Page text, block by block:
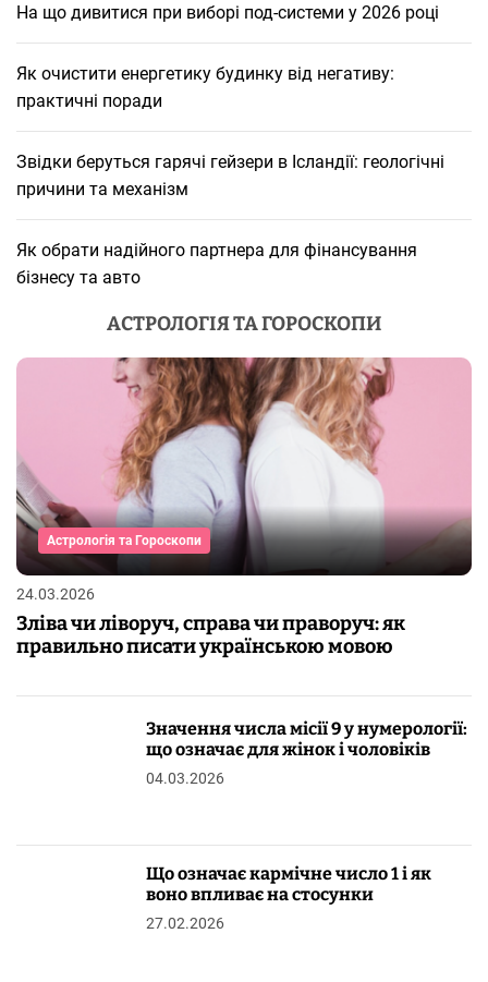
На що дивитися при виборі под-системи у 2026 році
Як очистити енергетику будинку від негативу:
практичні поради
Звідки беруться гарячі гейзери в Ісландії: геологічні
причини та механізм
Як обрати надійного партнера для фінансування
бізнесу та авто
АСТРОЛОГІЯ ТА ГОРОСКОПИ
Астрологія та Гороскопи
24.03.2026
Зліва чи ліворуч, справа чи праворуч: як
правильно писати українською мовою
Значення числа місії 9 у нумерології:
що означає для жінок і чоловіків
04.03.2026
Що означає кармічне число 1 і як
воно впливає на стосунки
27.02.2026